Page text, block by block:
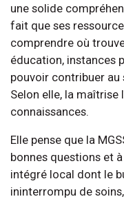
une solide
fait que ses
comprendre où
éducation, instances
pouvoir contribuer au
Selon elle, la maîtrise
connaissances.
Elle pense que la
bonnes questions et
intégré local dont le
ininterrompu de